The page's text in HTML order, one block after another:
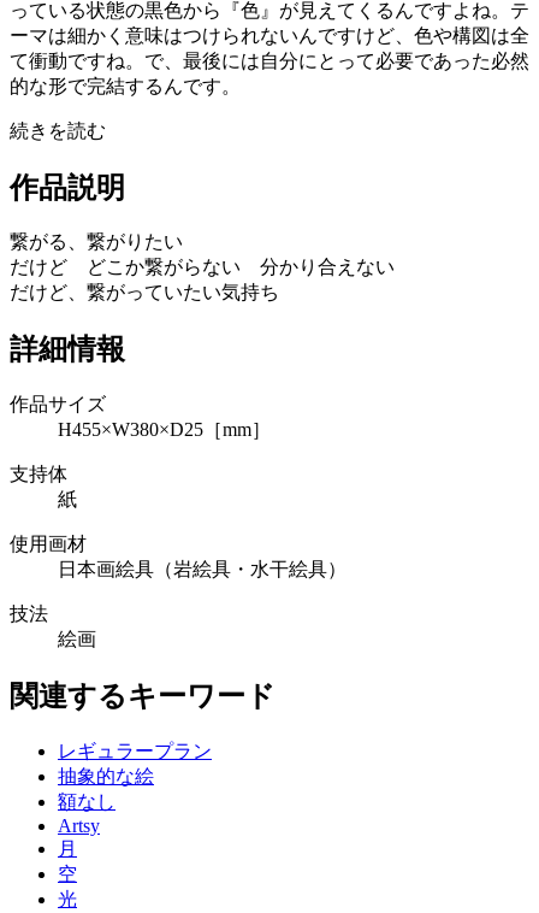
っている状態の黒色から『色』が見えてくるんですよね。テ
ーマは細かく意味はつけられないんですけど、色や構図は全
て衝動ですね。で、最後には自分にとって必要であった必然
的な形で完結するんです。
続きを読む
作品説明
繋がる、繋がりたい
だけど どこか繋がらない 分かり合えない
だけど、繋がっていたい気持ち
詳細情報
作品サイズ
H455×W380×D25［mm］
支持体
紙
使用画材
日本画絵具（岩絵具・水干絵具）
技法
絵画
関連するキーワード
レギュラープラン
抽象的な絵
額なし
Artsy
月
空
光